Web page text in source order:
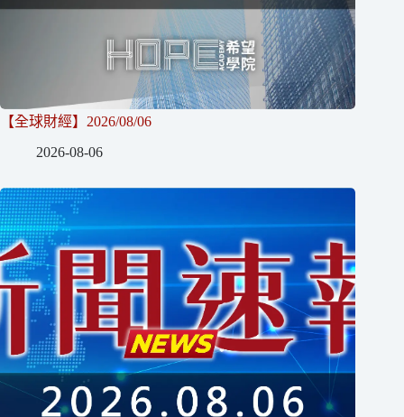
【全球財經】2026/08/06
2026-08-06